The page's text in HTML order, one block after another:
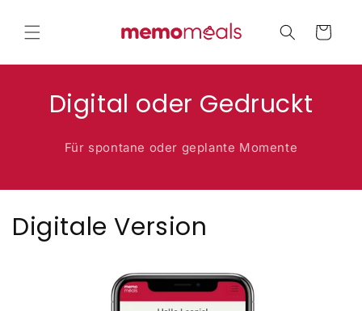
Inhalt
Warenkorb
Digital oder Gedruckt
Für spontane oder geplante Momente
Digitale Version